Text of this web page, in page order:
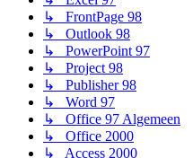
↳ FrontPage 98
↳ Outlook 98
↳ PowerPoint 97
↳ Project 98
↳ Publisher 98
↳ Word 97
↳ Office 97 Algemeen
↳ Office 2000
↳ Access 2000